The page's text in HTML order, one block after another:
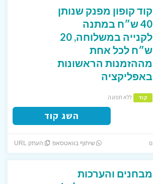
קוד קופון מפנק שנותן
40 ש״ח במתנה
לקנייה במשלוחה, 20
ש״ח לכל אחת
מההזמנות הראשונות
באפליקציה
קוד ללא תפוגה
השג קוד
שיתוף בוואטסאפ העתק URL
מבחנים והערכות